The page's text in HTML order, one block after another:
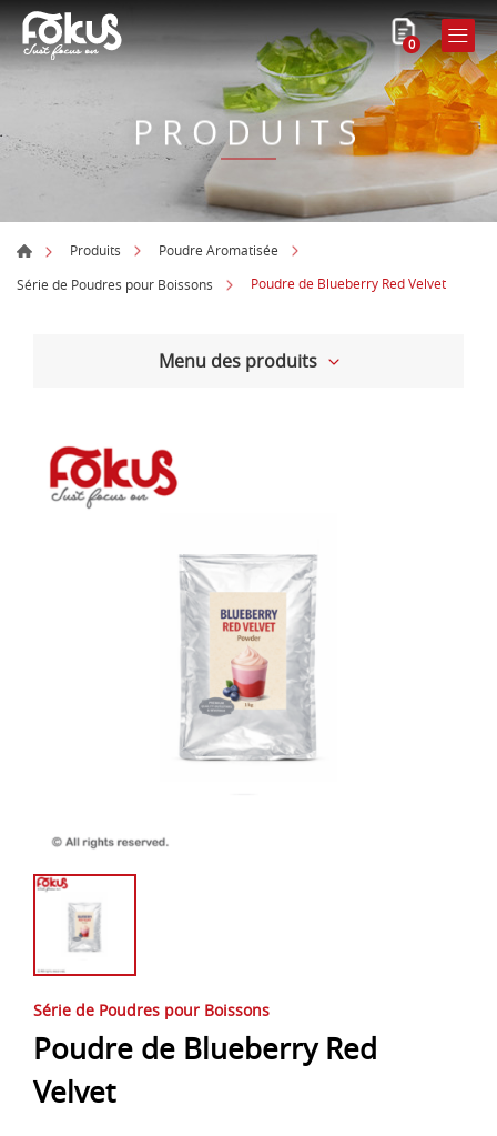
0
PRODUITS
Produits
Poudre Aromatisée
Série de Poudres pour Boissons
Poudre de Blueberry Red Velvet
Menu des produits
Série de Poudres pour Boissons
Poudre de Blueberry Red
Velvet